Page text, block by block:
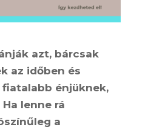
azt, bárcsak
az időben és
énjüknek,
lenne rá
a